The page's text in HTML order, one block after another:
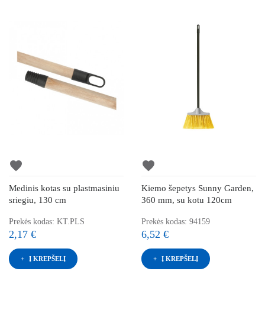
favorite
Medinis kotas su plastmasiniu
sriegiu, 130 cm
Prekės kodas: KT.PLS
2,17 €
Į KREPŠELĮ
favorite
Kiemo šepetys Sunny Garden,
360 mm, su kotu 120cm
Prekės kodas: 94159
6,52 €
Į KREPŠELĮ